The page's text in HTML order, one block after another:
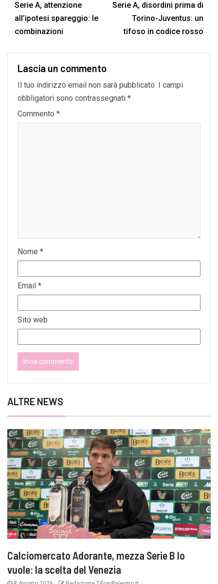
Serie A, attenzione
all’ipotesi spareggio: le
combinazioni
Serie A, disordini prima di
Torino-Juventus: un
tifoso in codice rosso
Lascia un commento
Il tuo indirizzo email non sarà pubblicato. I campi
obbligatori sono contrassegnati *
Commento *
Nome *
Email *
Sito web
ALTRE NEWS
Calciomercato Adorante, mezza Serie B lo
vuole: la scelta del Venezia